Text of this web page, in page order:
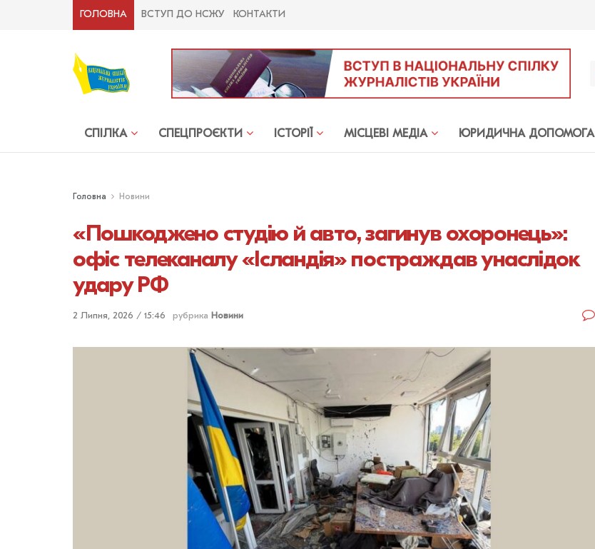
ГОЛОВНА ВСТУП ДО НСЖУ КОНТАКТИ
СПІЛКА СПЕЦПРОЄКТИ ІСТОРІЇ МIСЦЕВI МЕДIА ЮРИДИЧНА ДОПОМОГА
Головна Новини
«Пошкоджено студію й авто, загинув охоронець»:
офіс телеканалу «Ісландія» постраждав унаслідок
удару РФ
2 Липня, 2026 / 15:46 рубрика Новини